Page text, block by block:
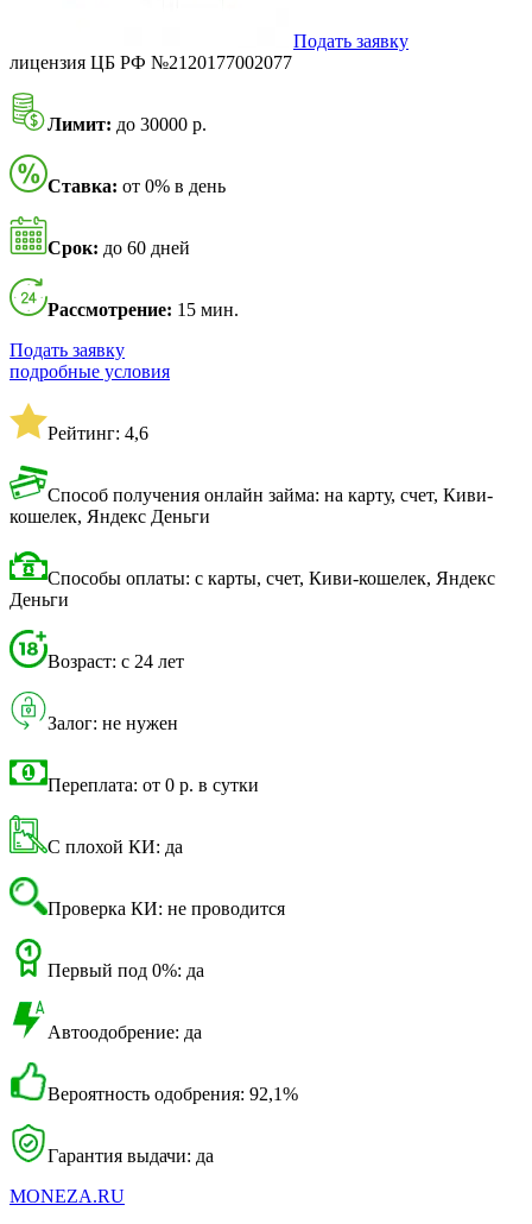
Подать заявку
лицензия ЦБ РФ №2120177002077
Лимит: до 30000 р.
Ставка: от 0% в день
Срок: до 60 дней
Рассмотрение: 15 мин.
Подать заявку
подробные условия
Рейтинг: 4,6
Способ получения онлайн займа: на карту, счет, Киви-
кошелек, Яндекс Деньги
Способы оплаты: с карты, счет, Киви-кошелек, Яндекс
Деньги
Возраст: с 24 лет
Залог: не нужен
Переплата: от 0 р. в сутки
С плохой КИ: да
Проверка КИ: не проводится
Первый под 0%: да
Автоодобрение: да
Вероятность одобрения: 92,1%
Гарантия выдачи: да
MONEZA.RU